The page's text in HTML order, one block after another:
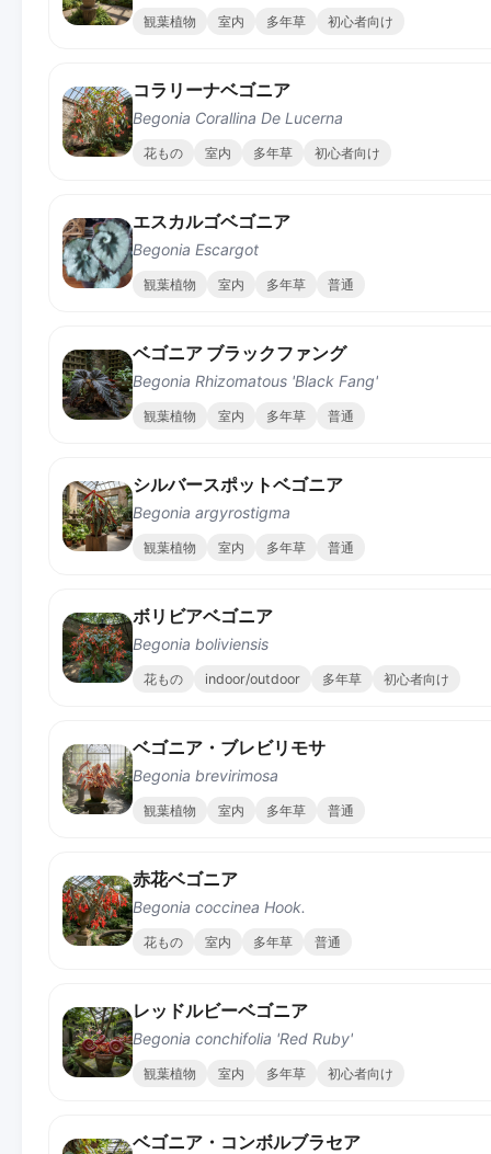
観葉植物 室内 多年草 初心者向け
コラリーナベゴニア
Begonia Corallina De Lucerna
花もの 室内 多年草 初心者向け
エスカルゴベゴニア
Begonia Escargot
観葉植物 室内 多年草 普通
ベゴニア ブラックファング
Begonia Rhizomatous 'Black Fang'
観葉植物 室内 多年草 普通
シルバースポットベゴニア
Begonia argyrostigma
観葉植物 室内 多年草 普通
ボリビアベゴニア
Begonia boliviensis
花もの indoor/outdoor 多年草 初心者向け
ベゴニア・ブレビリモサ
Begonia brevirimosa
観葉植物 室内 多年草 普通
赤花ベゴニア
Begonia coccinea Hook.
花もの 室内 多年草 普通
レッドルビーベゴニア
Begonia conchifolia 'Red Ruby'
観葉植物 室内 多年草 初心者向け
ベゴニア・コンボルブラセア